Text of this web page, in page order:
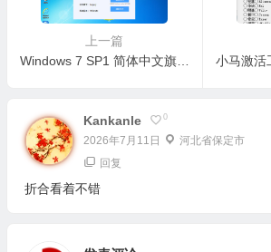
上一篇
Windows 7 SP1 简体中文旗舰版 2023.02
Kankanle 0
2026年7月11日 河北省保定市
回复
折合看着不错